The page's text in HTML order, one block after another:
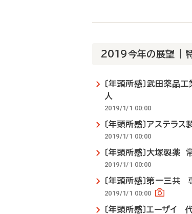
て
2019今年の展望 | 特
〔年頭所感〕武田薬品
人
2019/1/1 00:00
〔年頭所感〕アステラ
2019/1/1 00:00
〔年頭所感〕大塚製薬
2019/1/1 00:00
〔年頭所感〕第一三
2019/1/1 00:00
〔年頭所感〕エーザ